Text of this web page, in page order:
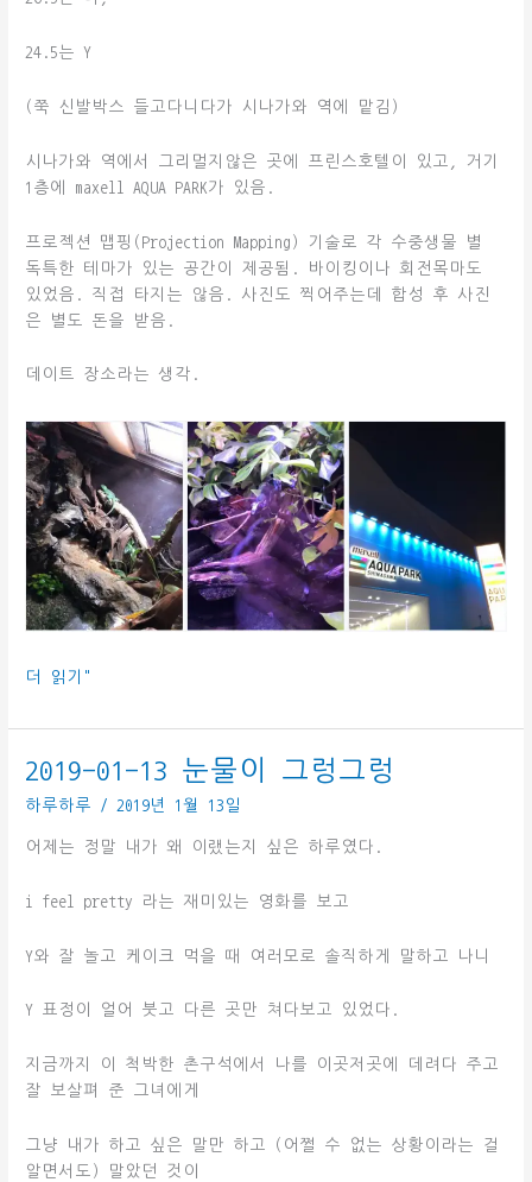
24.5는 Y
(쭉 신발박스 들고다니다가 시나가와 역에 맡김)
시나가와 역에서 그리멀지않은 곳에 프린스호텔이 있고, 거기
1층에 maxell AQUA PARK가 있음.
프로젝션 맵핑(Projection Mapping) 기술로 각 수중생물 별
독특한 테마가 있는 공간이 제공됨. 바이킹이나 회전목마도
있었음. 직접 타지는 않음. 사진도 찍어주는데 합성 후 사진
은 별도 돈을 받음.
데이트 장소라는 생각.
2019-
20
플
신
수
관
더 읽기"
2019-01-13 눈물이 그렁그렁
하루하루 / 2019년 1월 13일
어제는 정말 내가 왜 이랬는지 싶은 하루였다.
i feel pretty 라는 재미있는 영화를 보고
Y와 잘 놀고 케이크 먹을 때 여러모로 솔직하게 말하고 나니
Y 표정이 얼어 붓고 다른 곳만 쳐다보고 있었다.
지금까지 이 척박한 촌구석에서 나를 이곳저곳에 데려다 주고
잘 보살펴 준 그녀에게
그냥 내가 하고 싶은 말만 하고 (어쩔 수 없는 상황이라는 걸
알면서도) 말았던 것이